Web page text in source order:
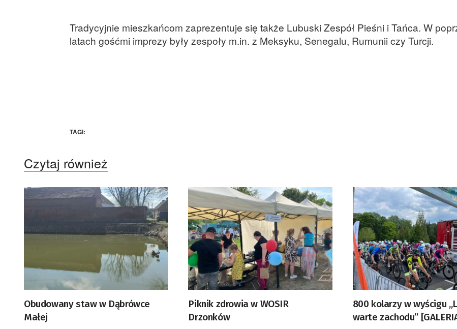
Tradycyjnie mieszkańcom zaprezentuje się także Lubuski Zespół Pieśni i Tańca. W
latach gośćmi imprezy były zespoły m.in. z Meksyku, Senegalu, Rumunii czy Turcji.
TAGI:
Czytaj również
Obudowany staw w Dąbrówce
Małej
Piknik zdrowia w WOSIR
Drzonków
800 kolarzy w wyścigu
warte zachodu”